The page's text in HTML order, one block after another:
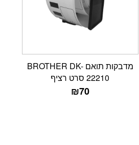
מדבקות תואם BROTHER DK-
22210 סרט רציף
₪70